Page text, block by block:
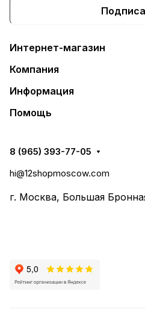
Интернет-магазин
Компания
Информация
Помощь
8 (965) 393-77-05
hi@12shopmoscow.com
г. Москва, Большая